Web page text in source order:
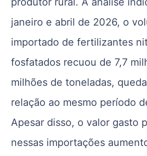
janeiro e abril de 2026, o
importado de fertilizantes
fosfatados recuou de 7,7
milhões de toneladas,
relação ao mesmo período
Apesar disso, o valor gasto
nessas importações